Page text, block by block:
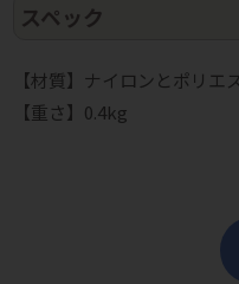
スペック
【材質】ナイロンとポリエ
【重さ】0.4kg